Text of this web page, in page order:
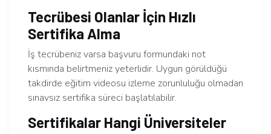
Tecrübesi Olanlar İçin Hızlı
Sertifika Alma
İş tecrübeniz varsa başvuru formundaki not
kısmında belirtmeniz yeterlidir. Uygun görüldüğü
takdirde eğitim videosu izleme zorunluluğu olmadan
sınavsız sertifika süreci başlatılabilir.
Sertifikalar Hangi Üniversiteler